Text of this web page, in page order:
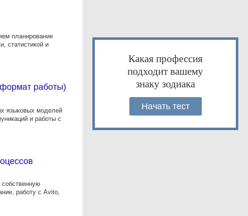
планирование
статистикой и
работы)
языковых моделей
и работы с
работу с Avito,
Какая профессия
подходит вашему
знаку зодиака
Начать тест